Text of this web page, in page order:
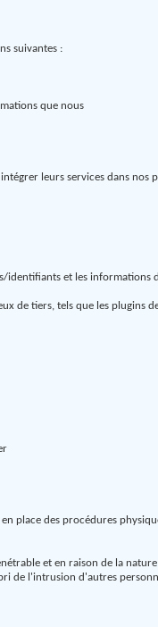
suivantes :
que nous
leurs services dans
identifiants et les informations
de tiers, tels que les plugins
place des procédures
et en raison de la
de l'intrusion d'autres